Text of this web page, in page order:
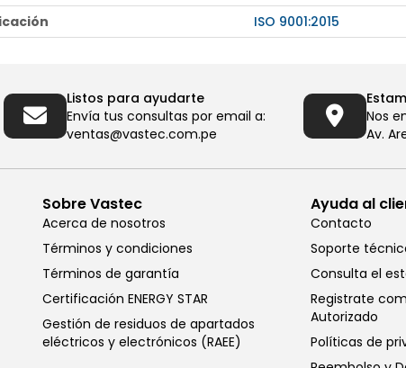
ISO 9001:2015
Listos para ayudarte
Envía tus consultas por email a:
ventas@vastec.com.pe
Nos
Av.
Sobre Vastec
Acerca de nosotros
Términos y condiciones
Términos de garantía
Certificación ENERGY STAR
Gestión de residuos de apartados
eléctricos y electrónicos (RAEE)
Ayuda al
Contacto
Soporte
Consulta el
Registrate
Autorizado
Políticas de